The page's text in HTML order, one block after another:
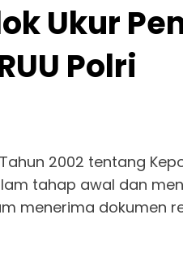
Ukur
Polri
2002 tentang
tahap awal dan
menerima dokumen